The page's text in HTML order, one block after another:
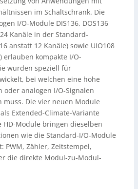
im Schaltschrank. Die
I/O-Module DIS136, DOS136
Kanäle in der Standard-
anstatt 12 Kanäle) sowie UIO108
erlauben kompakte I/O-
wurden speziell für
bei welchen eine hohe
oder analogen I/O-Signalen
Die vier neuen Module
Extended-Climate-Variante
HD-Module bringen dieselben
wie die Standard-I/O-Module
PWM, Zähler, Zeitstempel,
die direkte Modul-zu-Modul-